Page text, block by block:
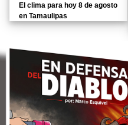
El clima para hoy 8 de agosto
en Tamaulipas